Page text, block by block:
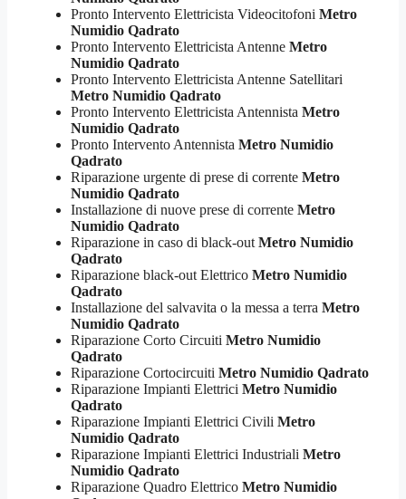
Pronto Intervento Elettricista Videocitofoni Metro
Numidio Qadrato
Pronto Intervento Elettricista Antenne Metro
Numidio Qadrato
Pronto Intervento Elettricista Antenne Satellitari
Metro Numidio Qadrato
Pronto Intervento Elettricista Antennista Metro
Numidio Qadrato
Pronto Intervento Antennista Metro Numidio
Qadrato
Riparazione urgente di prese di corrente Metro
Numidio Qadrato
Installazione di nuove prese di corrente Metro
Numidio Qadrato
Riparazione in caso di black-out Metro Numidio
Qadrato
Riparazione black-out Elettrico Metro Numidio
Qadrato
Installazione del salvavita o la messa a terra Metro
Numidio Qadrato
Riparazione Corto Circuiti Metro Numidio
Qadrato
Riparazione Cortocircuiti Metro Numidio Qadrato
Riparazione Impianti Elettrici Metro Numidio
Qadrato
Riparazione Impianti Elettrici Civili Metro
Numidio Qadrato
Riparazione Impianti Elettrici Industriali Metro
Numidio Qadrato
Riparazione Quadro Elettrico Metro Numidio